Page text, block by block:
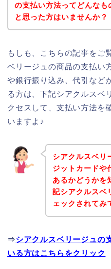
の支払い方法ってどんなも
と思った方はいませんか？
もしも、こちらの記事をご
ベリージュの商品の支払い
や銀行振り込み、代引など
る方は、下記シアクルスベ
クセスして、支払い方法を
いますよ♪
シアクルスベリ
ジットカードや
あるかどうかを
記シアクルスベ
ェックされてみ
⇒シアクルスベリージュの
いる方はこちらをクリック